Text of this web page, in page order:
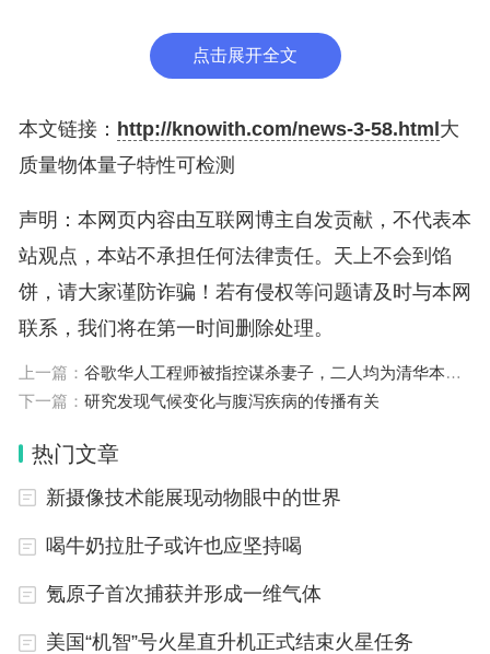
干扰其路径（测量引起的坍缩，这是量子力学固有特
性），且会改变第二道光照射其上时的位置。如果不
具有量子特性，那么观察行为不会产生差异。研究人
员可将照射两次光的场景与只出现第二次光的场景进
而揭示物体是否存在量子特性。
在量子力学领域，测量本身就会改变系统。通过研究
观察行为是否会导致物体运动的变化，新实验可测试
物体是否具有量子特性，且可通过使用具有数万亿个
原子的纳米晶体技术来实现。
点击展开全文
本文链接： http://knowith.com/news-3-58.html 大
质量物体量子特性可检测
声明：本网页内容由互联网博主自发贡献，不代表本
站观点，本站不承担任何法律责任。天上不会到馅
饼，请大家谨防诈骗！若有侵权等问题请及时与本网
联系，我们将在第一时间删除处理。
上一篇： 谷歌华人工程师被指控谋杀妻子，二人均为清华本科毕业
下一篇： 研究发现气候变化与腹泻疾病的传播有关
热门文章
新摄像技术能展现动物眼中的世界
喝牛奶拉肚子或许也应坚持喝
氪原子首次捕获并形成一维气体
美国“机智”号火星直升机正式结束火星任务